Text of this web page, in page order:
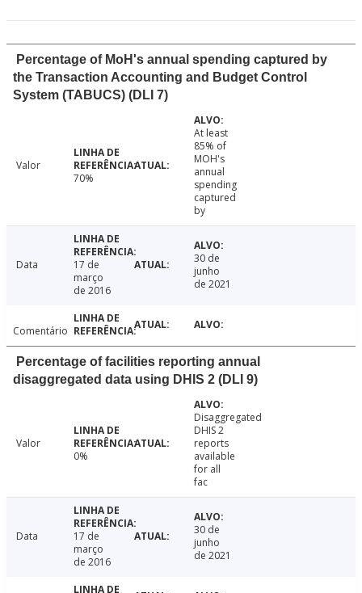
Percentage of MoH's annual spending captured by
the Transaction Accounting and Budget Control
System (TABUCS) (DLI 7)
Valor
70%
At least
85% of
MOH's
annual
spending
captured
by
Data
17 de
março
de 2016
30 de
junho
de 2021
Comentário
Percentage of facilities reporting annual
disaggregated data using DHIS 2 (DLI 9)
Valor
0%
Disaggregated
DHIS 2
reports
available
for all
fac
Data
17 de
março
de 2016
30 de
junho
de 2021